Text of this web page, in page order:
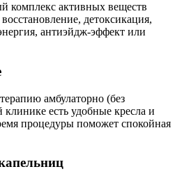
комплекс активных веществ
детоксикация,
антиэйдж-эффект или
амбулаторно (без
есть удобные кресла и
процедуры поможет спокойная